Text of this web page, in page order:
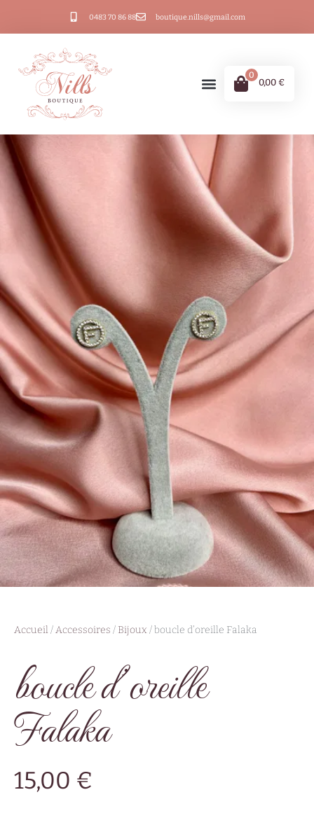
0483 70 86 88 boutique.nills@gmail.com
0
0,00 €
Accueil/Accessoires / Bijoux / boucle d’oreille Falaka
boucle d’oreille
Falaka
15,00 €